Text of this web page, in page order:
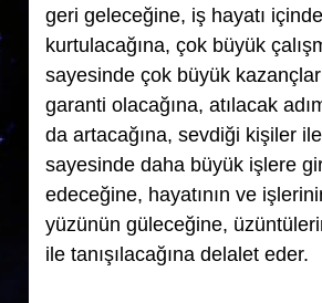
geri geleceğine, iş hayatı
kurtulacağına, çok büyük
sayesinde çok büyük kazançlar
garanti olacağına, atılacak
da artacağına, sevdiği kişiler
sayesinde daha büyük işlere
edeceğine, hayatının ve
yüzünün güleceğine,
ile tanışılacağına delalet eder.